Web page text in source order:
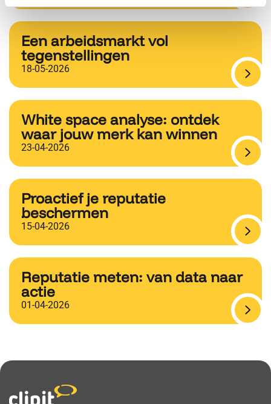
Een arbeidsmarkt vol
tegenstellingen
18-05-2026
White space analyse: ontdek
waar jouw merk kan winnen
23-04-2026
Proactief je reputatie
beschermen
15-04-2026
Reputatie meten: van data naar
actie
01-04-2026